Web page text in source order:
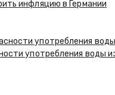
инфляцию в Германии
употребления воды